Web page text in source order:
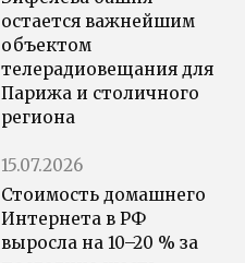
остается важнейшим
объектом
телерадиовещания для
Парижа и столичного
региона
15.07.2026
Стоимость домашнего
Интернета в РФ
выросла на 10–20 % за